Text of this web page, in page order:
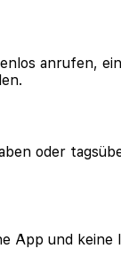
anrufen,
oder
App und